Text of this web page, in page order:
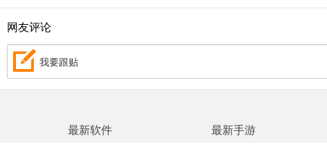
虽然玩法核心并不算新颖，但游戏通过幽默的角色演绎、精致的画面表现
更新日志
网友评论
我要跟贴
最新软件 最新手游